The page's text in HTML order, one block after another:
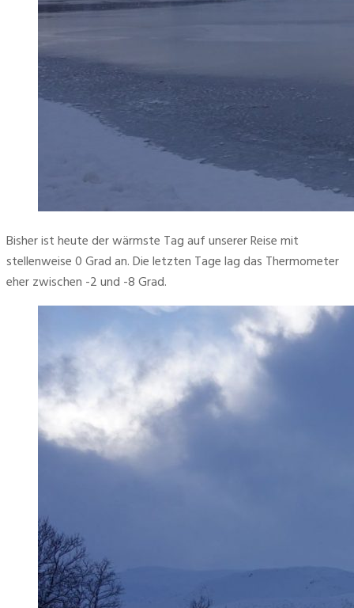
Bisher ist heute der wärmste Tag auf unserer Reise mit
stellenweise 0 Grad an. Die letzten Tage lag das Thermometer
eher zwischen -2 und -8 Grad.